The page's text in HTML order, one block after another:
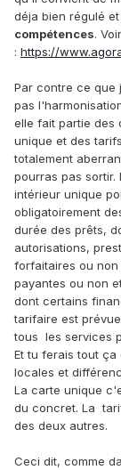
déja bien régulé et
compétences.
: https://
Par contre ce que
pas
elle fait partie des
unique et des
totalement
pourras pas sortir.
intérieur unique
obligatoirement
durée des prêts,
autorisations,
forfaitaires ou
payantes ou non
dont certains
tarifaire est
tous les services
Et tu ferais tout
locales et
La carte unique
du concret. La
des deux autres.
Ceci dit, comme